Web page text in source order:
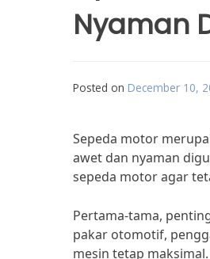
Nyaman
Posted on December 10,
Sepeda motor
awet dan nyaman
sepeda motor agar
Pertama-tama,
pakar otomotif,
mesin tetap